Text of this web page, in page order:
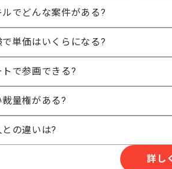
・証券外務員の資格保有
スキルに不安がある方へ
精算条件
ルでどんな案件がある?
で単価はいくらになる?
で参画できる?
裁量権がある?
の違いは?
詳し